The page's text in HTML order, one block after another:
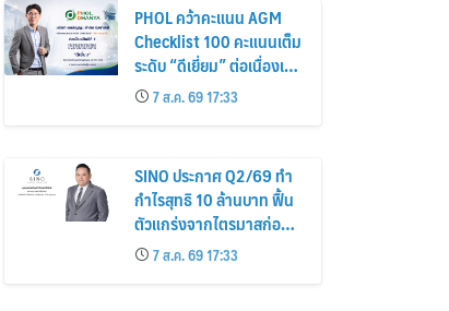
PHOL คว้าคะแนน AGM
Checklist 100 คะแนนเต็ม
ระดับ “ดีเยี่ยม” ต่อเนื่องเป็น
ปีที่ 7 ตอกย้ำการดำเนิน
ธุรกิจตามหลักธรรมาภิบาล
โปร่งใส สร้างความเชื่อมั่นผู้
7 ส.ค. 69 17:33
SINO ประกาศ Q2/69 ทำ
กำไรสุทธิ 10 ล้านบาท ฟื้น
ตัวแกร่งจากไตรมาสก่อน
เตรียมจ่ายปันผลระหว่าง
กาล 0.014423 บาทต่อหุ้น
ครึ่งปีหลังมุ่งเติบโตต่อเนื่อง
7 ส.ค. 69 17:33